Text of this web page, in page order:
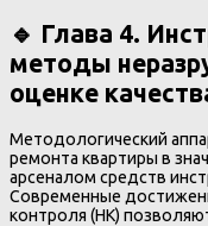
🔹 Глава 4.
методы
оценке
Методологический
ремонта квартиры в
арсеналом средств
Современные
контроля (НК)